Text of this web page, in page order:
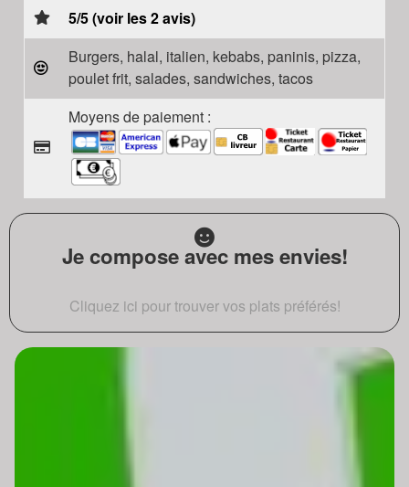
5/5 (voir les 2 avis)
Burgers, halal, italien, kebabs, paninis, pizza,
poulet frit, salades, sandwiches, tacos
Moyens de paiement :
Je compose avec mes envies!
Cliquez ici pour trouver vos plats préférés!